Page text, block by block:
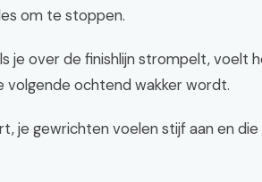
om te stoppen.
je over de finishlijn strompelt, voelt
volgende ochtend wakker wordt.
je gewrichten voelen stijf aan en